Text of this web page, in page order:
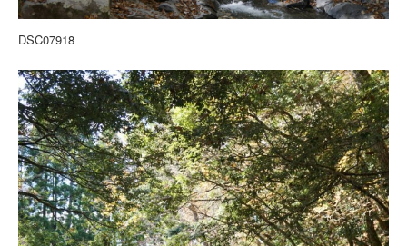
DSC07918